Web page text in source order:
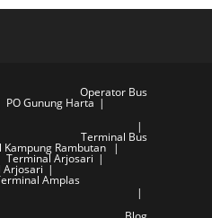
Operator Bus
PO Gunung Harta
Terminal Bus
Kampung Rambutan
Terminal Arjosari
Arjosari
Amplas